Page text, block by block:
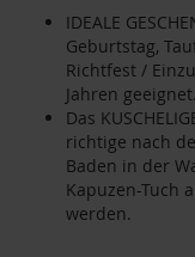
IDEALE
Geburtstag,
Richtfest /
Jahren geeignet.
Das
richtige nach
Baden in der
Kapuzen-Tuch
werden.